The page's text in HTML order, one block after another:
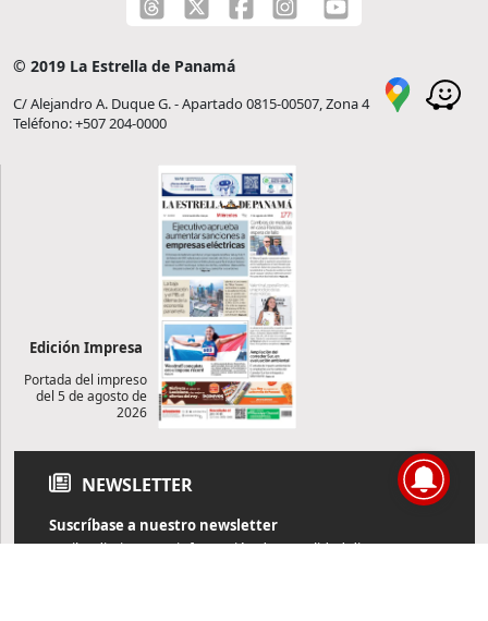
© 2019 La Estrella de Panamá
C/ Alejandro A. Duque G. - Apartado 0815-00507, Zona 4
Teléfono: +507 204-0000
Edición Impresa
Portada del impreso
del 5 de agosto de
2026
NEWSLETTER
Suscríbase a nuestro newsletter
Reciba diariamente información de actualidad directamente en